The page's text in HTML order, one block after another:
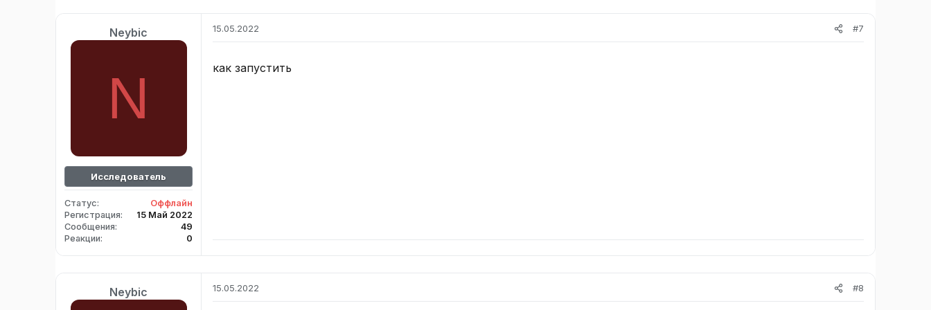
Neybic
N
Исследователь
Статус
Оффлайн
Регистрация
15 Май 2022
Сообщения
49
Реакции
0
15.05.2022 #7
как запустить
Neybic 15.05.2022 #8